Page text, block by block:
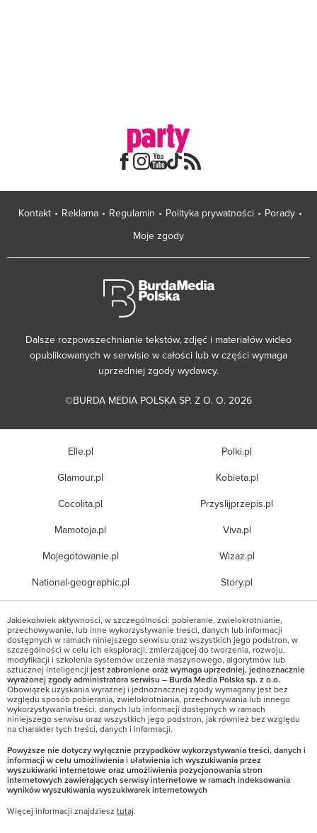
Kontakt Reklama Regulamin Polityka prywatności
Porady
Moje zgody
Dalsze rozpowszechnianie tekstów, zdjęć i materiałów wideo
opublikowanych w serwisie w całości lub w części wymaga
uprzedniej zgody wydawcy.
©BURDA MEDIA POLSKA SP. Z O. O. 2026
Elle.pl
Glamour.pl
Cocolita.pl
Mamotoja.pl
Mojegotowanie.pl
National-geographic.pl
Polki.pl
Kobieta.pl
Przyslijprzepis.pl
Viva.pl
Wizaz.pl
Story.pl
Jakiekolwiek aktywności, w szczególności: pobieranie, zwielokrotnianie,
przechowywanie, lub inne wykorzystywanie treści, danych lub informacji
dostępnych w ramach niniejszego serwisu oraz wszystkich jego podstron, w
szczególności w celu ich eksploracji, zmierzającej do tworzenia, rozwoju,
modyfikacji i szkolenia systemów uczenia maszynowego, algorytmów lub
sztucznej inteligencji jest zabronione oraz wymaga uprzedniej, jednoznacznie
wyrażonej zgody administratora serwisu – Burda Media Polska sp. z o.o.
Obowiązek uzyskania wyraźnej i jednoznacznej zgody wymagany jest bez
względu sposób pobierania, zwielokrotniania, przechowywania lub innego
wykorzystywania treści, danych lub informacji dostępnych w ramach
niniejszego serwisu oraz wszystkich jego podstron, jak również bez względu
na charakter tych treści, danych i informacji.
Powyższe nie dotyczy wyłącznie przypadków wykorzystywania treści, danych i
informacji w celu umożliwienia i ułatwienia ich wyszukiwania przez
wyszukiwarki internetowe oraz umożliwienia pozycjonowania stron
internetowych zawierających serwisy internetowe w ramach indeksowania
wyników wyszukiwania wyszukiwarek internetowych
Więcej informacji znajdziesz tutaj.